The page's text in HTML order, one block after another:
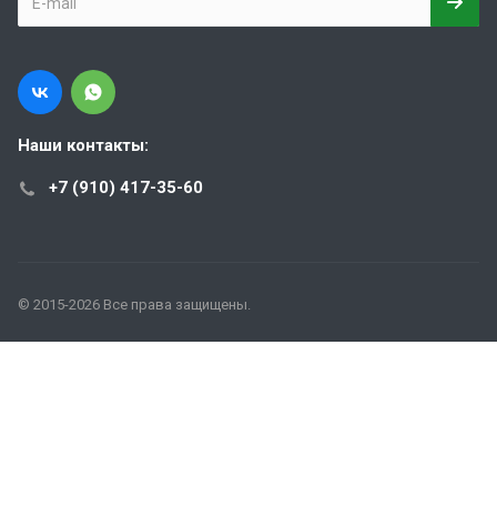
Наши контакты:
+7 (910) 417-35-60
© 2015-2026 Все права защищены.